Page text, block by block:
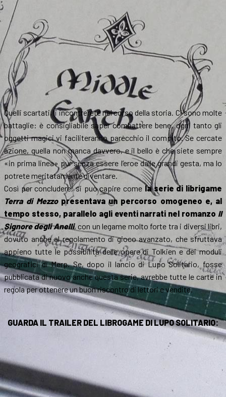
Quelli scartati, li incontrerete nel corso della storia. Ci sono molte
battaglie: è consigliabile saper combattere bene, ogni tanto gli
oggetti magici vi faciliteranno parecchio il compito. Se cercate
azione, quella non manca davvero, e il bello è che siete sempre
«in prima linea» pur senza essere l’eroe dalle grandi gesta, ma lo
potrete meritatamente diventare.
Così per concludere, si può capire come la serie di librigame
Terra di Mezzopresentava un percorso omogeneo e, al
tempo stesso, parallelo agli eventi narrati nel romanzo Il
Signore degli Anelli, con un legame molto forte tra i diversi libri,
dovuto anche al regolamento di gioco avanzato, che sfruttava
appieno tutte le possibilità delle opere di Tolkien e dei moduli
geografici di Merp. Se, dopo il lancio di Lupo Solitario, fosse
pubblicata di nuovo anche questa serie, avrebbe tutte le carte in
regola per ottenere un buon riscontro di lettori e vendite.
GUARDA IL TRAILER DEL LIBROGAME DI LUPO SOLITARIO: